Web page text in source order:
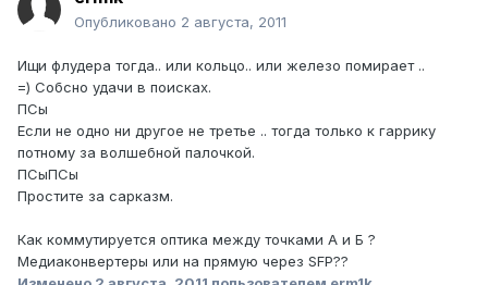
Опубликовано 2 августа, 2011
Ищи флудера тогда.. или кольцо.. или железо помирает ..
=) Собсно удачи в поисках.
ПСы
Если не одно ни другое не третье .. тогда только к гаррику
потному за волшебной палочкой.
ПСыПСы
Простите за сарказм.
Как коммутируется оптика между точками А и Б ?
Медиаконвертеры или на прямую через SFP??